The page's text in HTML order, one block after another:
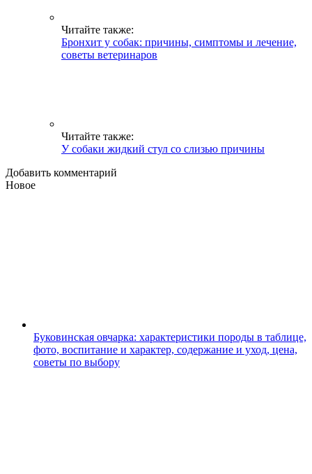
Читайте также:
Бронхит у собак: причины, симптомы и лечение,
советы ветеринаров
Читайте также:
У собаки жидкий стул со слизью причины
Добавить комментарий
Новое
Буковинская овчарка: характеристики породы в таблице,
фото, воспитание и характер, содержание и уход, цена,
советы по выбору